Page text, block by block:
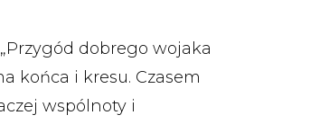
dobrego wojaka
końca i kresu. Czasem
wspólnoty i